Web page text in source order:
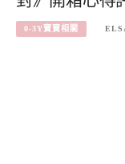
0-3Y寶寶相關